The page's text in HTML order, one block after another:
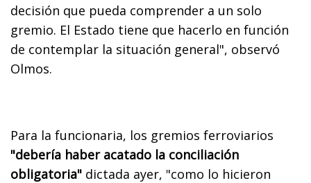
decisión que pueda comprender a un solo
gremio. El Estado tiene que hacerlo en función
de contemplar la situación general", observó
Olmos.
Para la funcionaria, los gremios ferroviarios
"debería haber acatado la conciliación
obligatoria" dictada ayer, "como lo hicieron